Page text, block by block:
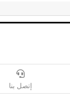
إتصل بنا